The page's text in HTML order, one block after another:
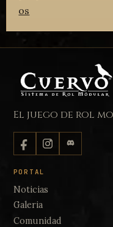
os
El juego de rol
PORTAL
Noticias
Galeria
Comunidad